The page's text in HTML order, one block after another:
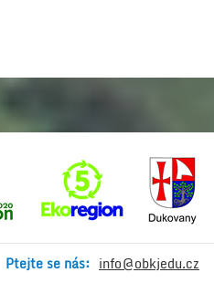
Ptejte se nás: info@obkjedu.cz